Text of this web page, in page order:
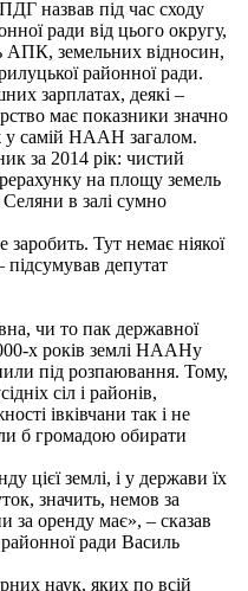
назвав під час сходу
ради від цього округу,
АПК, земельних відносин,
районної ради.
зарплатах, деякі –
має показники значно
у самій НААН загалом.
за 2014 рік: чистий
на площу земель
в залі сумно
Тут немає ніякої
підсумував депутат
чи то пак державної
х років землі НААНу
під розпаювання. Тому,
сіл і районів,
івківчани так і не
б громадою обирати
цієї землі, і у держави їх
значить, немов за
за оренду має», – сказав
ради Василь
наук, яких по всій